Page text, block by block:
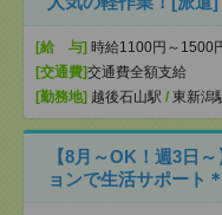
[給 与] 時給1100円～
[交通費]交通費全額支給
[勤務地] 越後石山駅 / 東新潟
【8月～OK！週3日
ョンで生活サポート